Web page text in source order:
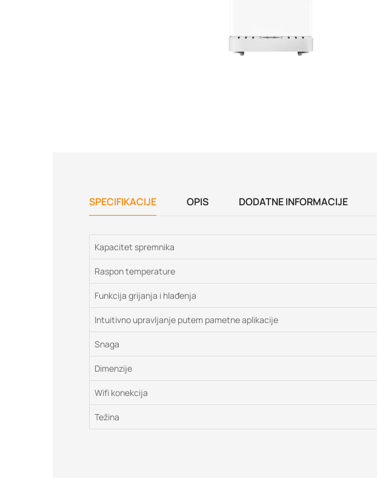
SPECIFIKACIJE OPIS DODATNE INFORMACIJE
Kapacitet spremnika
Raspon temperature
Funkcija grijanja i hlađenja
Intuitivno upravljanje putem pametne aplikacije
Snaga
Dimenzije
Wifi konekcija
Težina